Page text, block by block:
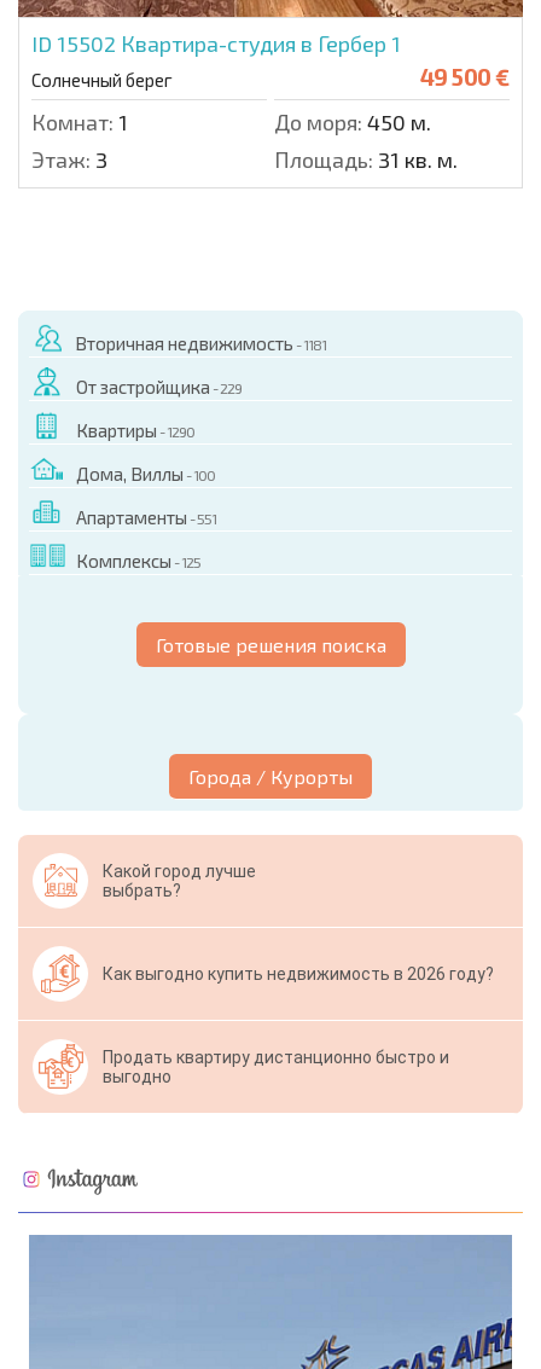
ID 15502 Квартира-студия в Гербер 1
Солнечный берег 49 500 €
Комнат: 1 До моря: 450 м.
Этаж: 3 Площадь: 31 кв. м.
Вторичная недвижимость - 1181
От застройщика - 229
Квартиры - 1290
Дома, Виллы - 100
Апартаменты - 551
Комплексы - 125
Готовые решения поиска
Города / Курорты
Какой город лучше
выбрать?
Как выгодно купить недвижимость в 2026 году?
Продать квартиру дистанционно быстро и
выгодно